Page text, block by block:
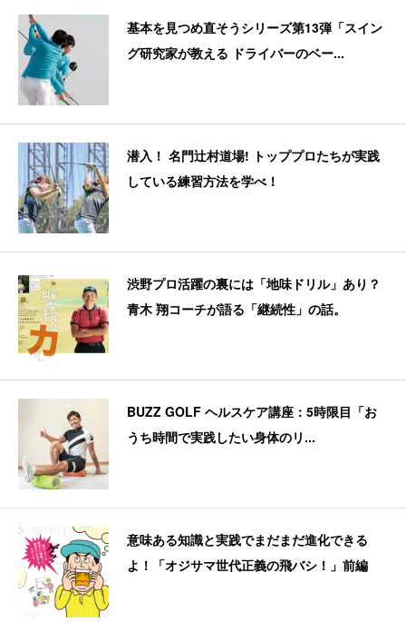
基本を見つめ直そうシリーズ第13弾「スイン
グ研究家が教える ドライバーのベー...
潜入！ 名門辻村道場! トッププロたちが実践
している練習方法を学べ！
渋野プロ活躍の裏には「地味ドリル」あり？
青木 翔コーチが語る「継続性」の話。
BUZZ GOLF ヘルスケア講座：5時限目「お
うち時間で実践したい身体のリ...
意味ある知識と実践でまだまだ進化できる
よ！「オジサマ世代正義の飛バシ！」前編